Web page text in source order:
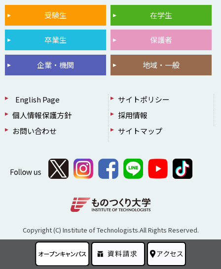
受験生 在学生
卒業生 保護者
企業・機関 地域・一般
English Page
サイトポリシー
個人情報保護方針
採用情報
お問い合わせ
サイトマップ
Copyright (C) Institute of Technologists.All Rights Reserved.